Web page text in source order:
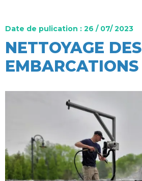
Date de pulication : 26 / 07/ 2023
NETTOYAGE DES
EMBARCATIONS